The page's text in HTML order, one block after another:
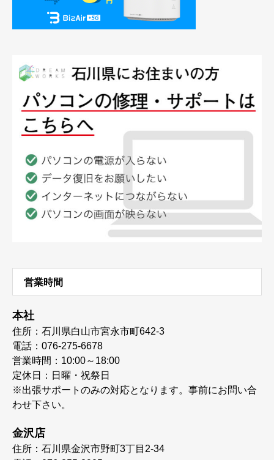
営業時間
本社
住所：石川県白山市宮永市町642-3
電話：076-275-6678
営業時間：10:00～18:00
定休日：日曜・祝祭日
※出張サポートのみの対応となります。事前にお問い合
わせ下さい。
金沢店
住所：石川県金沢市野町3丁目2-34